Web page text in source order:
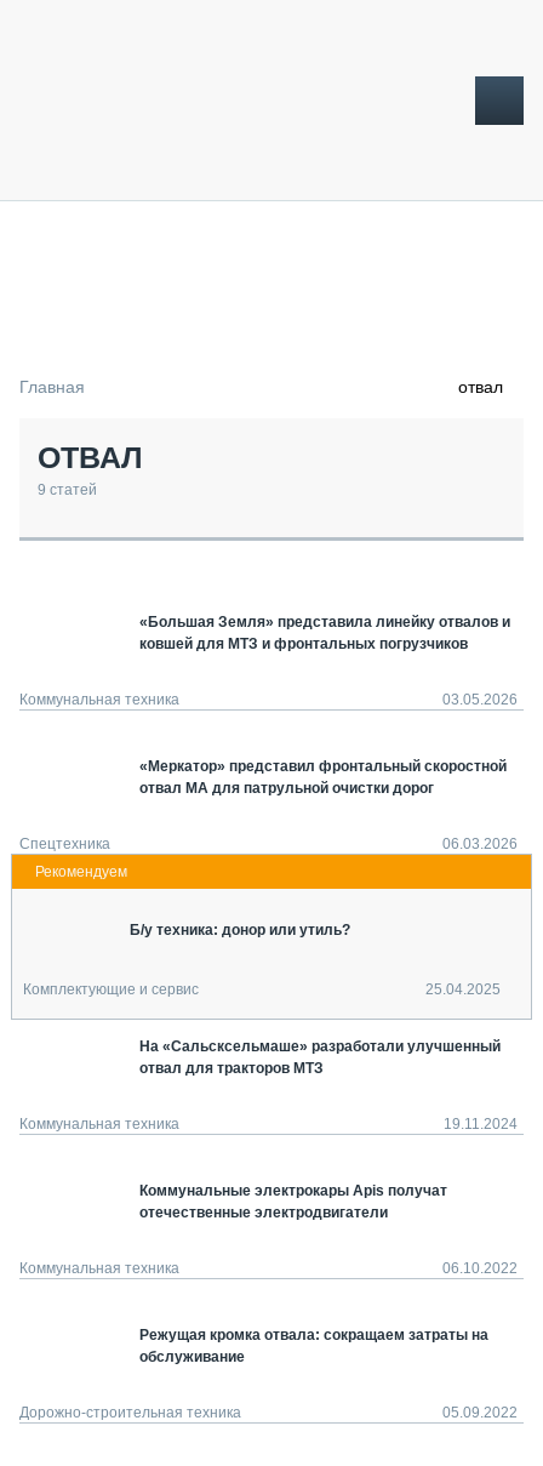
ТЕХНИКА КРУПНЫМ ПЛАНОМ
МЕРОПРИЯТИЯ
О ПРОЕКТЕ
Главная отвал
ОТВАЛ
9 статей
«Большая Земля» представила линейку отвалов и
ковшей для МТЗ и фронтальных погрузчиков
Коммунальная техника 03.05.2026
«Меркатор» представил фронтальный скоростной
отвал MA для патрульной очистки дорог
Спецтехника 06.03.2026
Б/у техника: донор или утиль?
Комплектующие и сервис 25.04.2025
На «Сальсксельмаше» разработали улучшенный
отвал для тракторов МТЗ
Коммунальная техника 19.11.2024
Коммунальные электрокары Apis получат
отечественные электродвигатели
Коммунальная техника 06.10.2022
Режущая кромка отвала: сокращаем затраты на
обслуживание
Дорожно-строительная техника 05.09.2022